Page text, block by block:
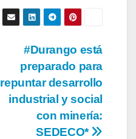
#Durango está
preparado para
repuntar desarrollo
industrial y social
con minería:
SEDECO*